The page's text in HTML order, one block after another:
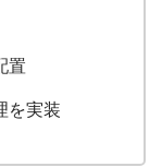
置
を実装